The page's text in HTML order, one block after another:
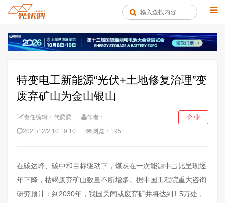
特变电工新能源“光伏+土地修复治理”变
废弃矿山为金山银山
责任编辑：代腾腾
作者：
2021/12/2 10:19:10
浏览：1951
企业
在碳达峰、碳中和目标驱动下，煤炭在一次能源中占比呈现逐
年下降，枯竭废弃矿山数量不断增多。据中国工程院重大咨询
研究预计：到2030年，我国关闭或废弃矿井将达到1.5万处，